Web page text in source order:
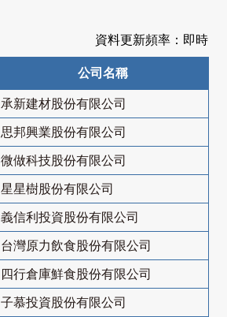
資料更新頻率：即時
公司名稱
承新建材股份有限公司
思邦興業股份有限公司
微做科技股份有限公司
星星樹股份有限公司
義信利投資股份有限公司
台灣原力飲食股份有限公司
四行倉庫鮮食股份有限公司
子慕投資股份有限公司